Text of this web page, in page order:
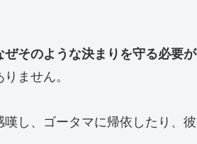
ぜそのような決まりを守る必要が
ません。
嘆し、ゴータマに帰依したり、彼